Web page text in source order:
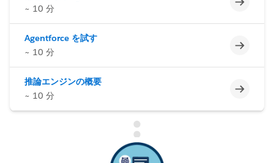
~ 10 分
Agentforce を試す
~ 10 分
未完了
推論エンジンの概要
~ 10 分
未完了